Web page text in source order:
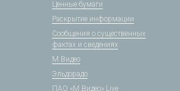
Ценные бумаги
Раскрытие информации
Сообщения о существенных
фактах и сведениях
М.Видео
Эльдорадо
ПАО «М.Видео» Live